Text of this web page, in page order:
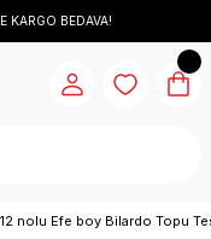
KARGO BEDAVA!
12 nolu Efe boy Bilardo Topu